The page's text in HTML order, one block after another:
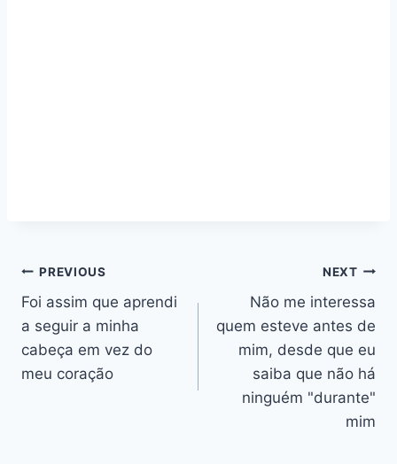
Navegação
de
artigos
PREVIOUS
Foi assim que aprendi
a seguir a minha
cabeça em vez do
meu coração
NEXT
Não me interessa
quem esteve antes de
mim, desde que eu
saiba que não há
ninguém "durante"
mim